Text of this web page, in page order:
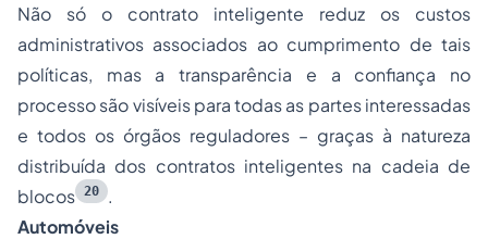
Não só o contrato inteligente reduz os custos
administrativos associados ao cumprimento de tais
políticas, mas a transparência e a confiança no
processo são visíveis para todas as partes interessadas
e todos os órgãos reguladores – graças à natureza
distribuída dos contratos inteligentes na cadeia de
blocos 20
.
Automóveis